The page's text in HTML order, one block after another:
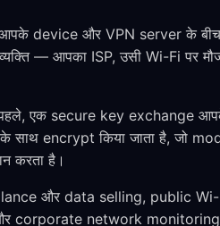
device और VPN server के
व्यक्ति — आपका ISP, उसी Wi-Fi
एक secure key exchange
साथ encrypt किया जाता है, जो
करता है।
और data selling, public
corporate network